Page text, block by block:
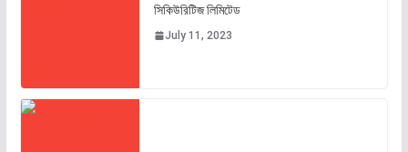
সিকিউরিটিজ লিমিটেড
July 11, 2023